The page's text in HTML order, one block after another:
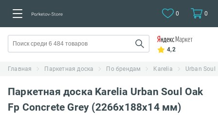
0 0
4,2
Главная Паркетная доска По брендам Karelia Urban Soul
Паркетная доска Karelia Urban Soul Oak
Fp Concrete Grey (2266х188х14 мм)